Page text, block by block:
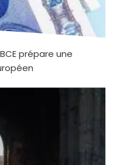
prépare une